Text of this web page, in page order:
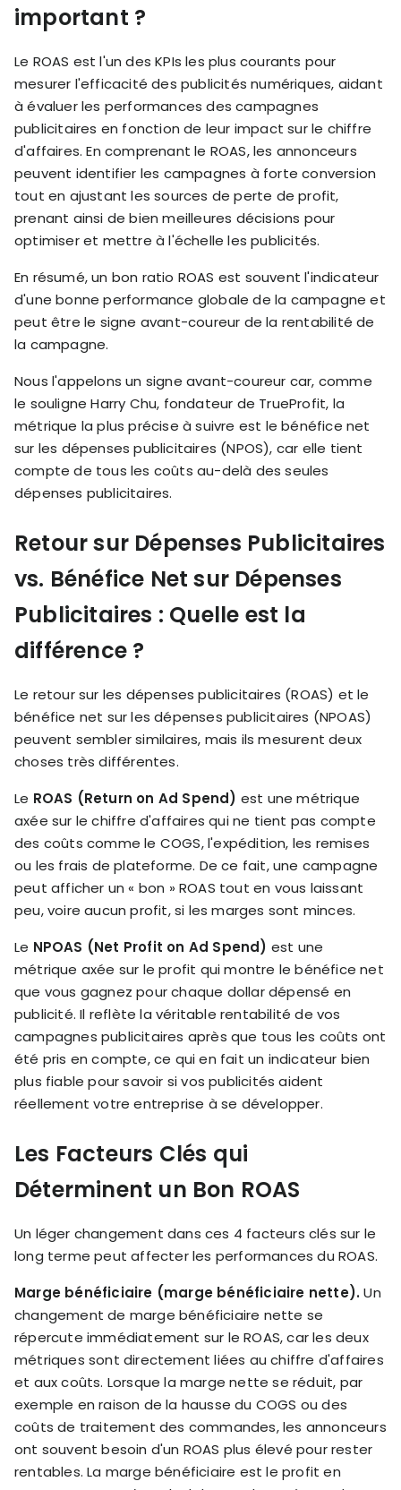
important ?
Le ROAS est l'un des KPIs les plus courants pour
mesurer l'efficacité des publicités numériques, aidant
à évaluer les performances des campagnes
publicitaires en fonction de leur impact sur le chiffre
d'affaires. En comprenant le ROAS, les annonceurs
peuvent identifier les campagnes à forte conversion
tout en ajustant les sources de perte de profit,
prenant ainsi de bien meilleures décisions pour
optimiser et mettre à l'échelle les publicités.
En résumé, un bon ratio ROAS est souvent l'indicateur
d'une bonne performance globale de la campagne et
peut être le signe avant-coureur de la rentabilité de
la campagne.
Nous l'appelons un signe avant-coureur car, comme
le souligne Harry Chu, fondateur de TrueProfit, la
métrique la plus précise à suivre est le bénéfice net
sur les dépenses publicitaires (NPOS), car elle tient
compte de tous les coûts au-delà des seules
dépenses publicitaires.
Retour sur Dépenses Publicitaires
vs. Bénéfice Net sur Dépenses
Publicitaires : Quelle est la
différence ?
Le retour sur les dépenses publicitaires (ROAS) et le
bénéfice net sur les dépenses publicitaires (NPOAS)
peuvent sembler similaires, mais ils mesurent deux
choses très différentes.
Le ROAS (Return on Ad Spend) est une métrique
axée sur le chiffre d'affaires qui ne tient pas compte
des coûts comme le COGS, l'expédition, les remises
ou les frais de plateforme. De ce fait, une campagne
peut afficher un « bon » ROAS tout en vous laissant
peu, voire aucun profit, si les marges sont minces.
Le NPOAS (Net Profit on Ad Spend) est une
métrique axée sur le profit qui montre le bénéfice net
que vous gagnez pour chaque dollar dépensé en
publicité. Il reflète la véritable rentabilité de vos
campagnes publicitaires après que tous les coûts ont
été pris en compte, ce qui en fait un indicateur bien
plus fiable pour savoir si vos publicités aident
réellement votre entreprise à se développer.
Les Facteurs Clés qui
Déterminent un Bon ROAS
Un léger changement dans ces 4 facteurs clés sur le
long terme peut affecter les performances du ROAS.
Marge bénéficiaire (marge bénéficiaire nette).Un
changement de marge bénéficiaire nette se
répercute immédiatement sur le ROAS, car les deux
métriques sont directement liées au chiffre d'affaires
et aux coûts. Lorsque la marge nette se réduit, par
exemple en raison de la hausse du COGS ou des
coûts de traitement des commandes, les annonceurs
ont souvent besoin d'un ROAS plus élevé pour rester
rentables. La marge bénéficiaire est le profit en